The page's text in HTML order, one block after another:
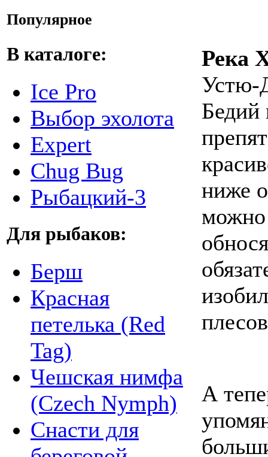
Популярное
В каталоге:
Ice Pro
Выбор эхолота
Expert
Chug Bug
Рыбацкий-3
Для рыбаков:
Берш
Красная
петелька (Red
Tag)
Чешская нимфа
(Czech Nymph)
Снасти для
Река
Устю-
ниже
можно
А